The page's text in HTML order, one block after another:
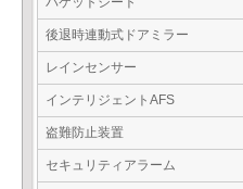
後退時連動式ドアミラー
レインセンサー
インテリジェントAFS
盗難防止装置
セキュリティアラーム